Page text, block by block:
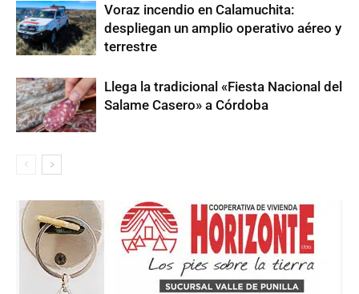
Voraz incendio en Calamuchita:
despliegan un amplio operativo aéreo y
terrestre
Llega la tradicional «Fiesta Nacional del
Salame Casero» a Córdoba